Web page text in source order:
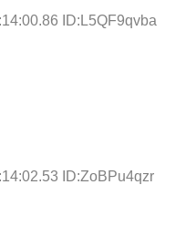
ID:L5QF9qvba
ID:ZoBPu4qzr